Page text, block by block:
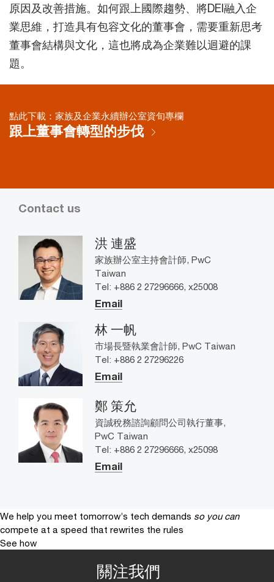
原因及改善措施。如何跟上國際趨勢、將DEI融入企
業思維，打造具有包容文化的董事會，需要重新思考
董事會結構與文化，這也將成為企業難以迴避的課
題。
點此下載：家族及企業永續辦公室資旬專欄
跟上董事會轉型的步伐
Contact us
洪 連盛
家族辦公室主持會計師, PwC
Taiwan
Tel: +886 2 27296666, x25008
Email
林 一帆
市場長暨執業會計師, PwC Taiwan
Tel: +886 2 27296226
Email
鄭 策允
資誠稅務諮詢顧問公司執行董事,
PwC Taiwan
Tel: +886 2 27296666, x25098
Email
We help you meet tomorrow’s tech demands so you can
compete at a speed that rewrites the rules
See how
關注我們